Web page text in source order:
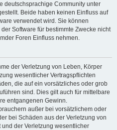
deutschsprachige Community unter
Beide haben keinen Einfluss auf
verwendet wird. Sie können
Software für bestimmte Zwecke nicht
Foren Einfluss nehmen.
der Verletzung von Leben, Körper
wesentlicher Vertragspflichten
die auf ein vorsätzliches oder grob
sind. Dies gilt auch für mittelbare
entgangenen Gewinn.
außer bei vorsätzlichem oder
bei Schäden aus der Verletzung von
der Verletzung wesentlicher